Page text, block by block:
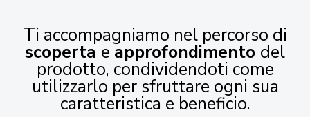
Ti accompagniamo nel percorso di
scoperta e approfondimento del
prodotto, condividendoti come
utilizzarlo per sfruttare ogni sua
caratteristica e beneficio.